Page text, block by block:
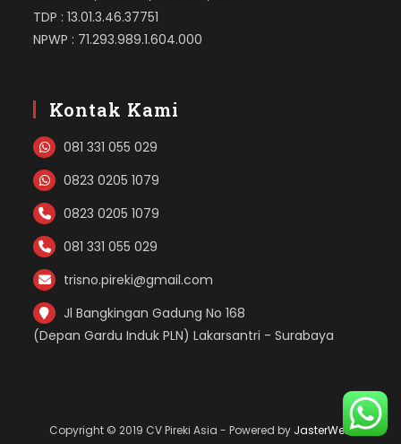
TDP : 13.01.3.46.37751
NPWP : 71.293.989.1.604.000
Kontak Kami
081 331 055 029
0823 0205 1079
0823 0205 1079
081 331 055 029
trisno.pireki@gmail.com
Jl Bangkingan Gadung No 168
(Depan Gardu Induk PLN) Lakarsantri - Surabaya
Copyright © 2019 CV Pireki Asia - Powered by JasterWeb